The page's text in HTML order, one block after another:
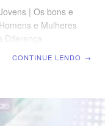
| Os bons e
e Mulheres
Diferença
QUARTA
– Mt 2.14
CONTINUE LENDO →